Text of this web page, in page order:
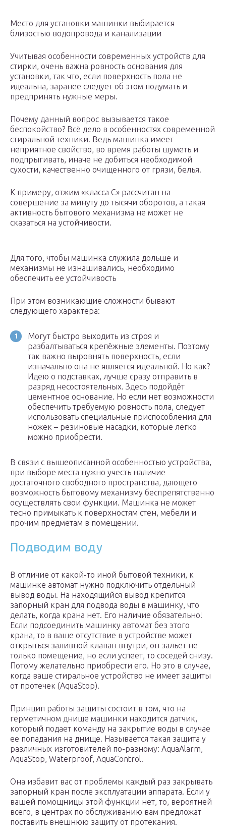
Место для установки машинки выбирается
близостью водопровода и канализации
Учитывая особенности современных устройств для
стирки, очень важна ровность основания для
установки, так что, если поверхность пола не
идеальна, заранее следует об этом подумать и
предпринять нужные меры.
Почему данный вопрос вызывается такое
беспокойство? Всё дело в особенностях современной
стиральной техники. Ведь машинка имеет
неприятное свойство, во время работы шуметь и
подпрыгивать, иначе не добиться необходимой
сухости, качественно очищенного от грязи, белья.
К примеру, отжим «класса С» рассчитан на
совершение за минуту до тысячи оборотов, а такая
активность бытового механизма не может не
сказаться на устойчивости.
Для того, чтобы машинка служила дольше и
механизмы не изнашивались, необходимо
обеспечить ее устойчивость
При этом возникающие сложности бывают
следующего характера:
Могут быстро выходить из строя и
разбалтываться крепёжные элементы. Поэтому
так важно выровнять поверхность, если
изначально она не является идеальной. Но как?
Идею о подставках, лучше сразу отправить в
разряд несостоятельных. Здесь подойдёт
цементное основание. Но если нет возможности
обеспечить требуемую ровность пола, следует
использовать специальные приспособления для
ножек – резиновые насадки, которые легко
можно приобрести.
В связи с вышеописанной особенностью устройства,
при выборе места нужно учесть наличие
достаточного свободного пространства, дающего
возможность бытовому механизму беспрепятственно
осуществлять свои функции. Машинка не может
тесно примыкать к поверхностям стен, мебели и
прочим предметам в помещении.
Подводим воду
В отличие от какой-то иной бытовой техники, к
машинке автомат нужно подключить отдельный
вывод воды. На находящийся вывод крепится
запорный кран для подвода воды в машинку, что
делать, когда крана нет. Его наличие обязательно!
Если подсоединить машинку автомат без этого
крана, то в ваше отсутствие в устройстве может
открыться заливной клапан внутри, он зальет не
только помещение, но если успеет, то соседей снизу.
Потому желательно приобрести его. Но это в случае,
когда ваше стиральное устройство не имеет защиты
от протечек (AquaStop).
Принцип работы защиты состоит в том, что на
герметичном днище машинки находится датчик,
который подает команду на закрытие воды в случае
ее попадания на днище. Называется такая защита у
различных изготовителей по-разному: AquaAlarm,
AquaStop, Waterproof, AquaControl.
Она избавит вас от проблемы каждый раз закрывать
запорный кран после эксплуатации аппарата. Если у
вашей помощницы этой функции нет, то, вероятней
всего, в центрах по обслуживанию вам предложат
поставить внешнюю защиту от протекания.